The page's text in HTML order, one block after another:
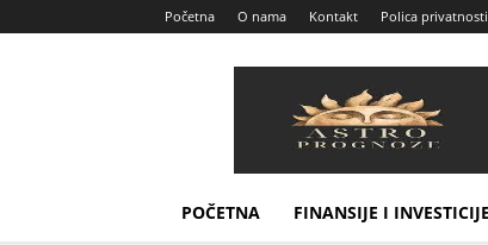
Početna O nama Kontakt Polica privatnosti
Prognoze
POČETNA FINANSIJE I INVESTICIJE